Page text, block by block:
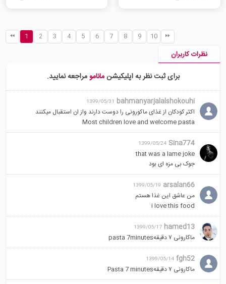
1 2 3 4 5 6 7 8 9 10
نظرات کاربران
برای ثبت نظر به اپلیکیشنمانامومراجعه نمایید.
bahmanyarjalalshokouhi
1399/05/31
اکثر کودکان از غذای ماکورونی را دوست دارند واز ان استقبال میکنند
Most children love and welcome pasta
Sina774
1399/05/24
that was a lame joke
جوک بی مزه ای بود
arsalan66
1399/05/19
من عاشق این غذا هستم
i love this food
hamed13
1399/05/17
ماکارونی ۷ دقیقهpasta 7minutes
fgh52
1399/05/14
ماکارونی ۷ دقیقه‌Pasta 7 minutes